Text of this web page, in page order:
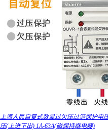
上海人民自复式数显过欠压过流保护电
压(上进下出) 1A-63A(磁保持继电器)